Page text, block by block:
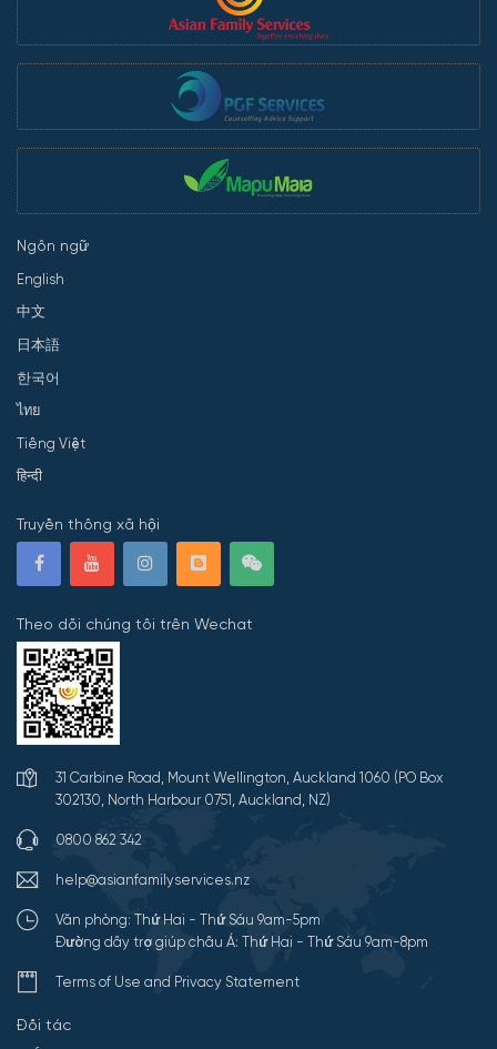
Ngôn ngữ
English
中文
日本語
한국어
ไทย
Tiếng Việt
हिन्दी
Truyền thông xã hội
Theo dõi chúng tôi trên Wechat
31 Carbine Road, Mount Wellington, Auckland 1060 (PO Box
302130, North Harbour 0751, Auckland, NZ)
0800 862 342
help@asianfamilyservices.nz
Văn phòng: Thứ Hai - Thứ Sáu 9am-5pm
Đường dây trợ giúp châu Á: Thứ Hai - Thứ Sáu 9am-8pm
Terms of Use and Privacy Statement
Đối tác